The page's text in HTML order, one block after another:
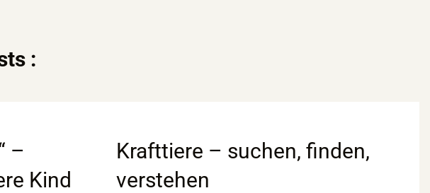
:
–
Kind
Krafttiere – suchen, finden,
verstehen